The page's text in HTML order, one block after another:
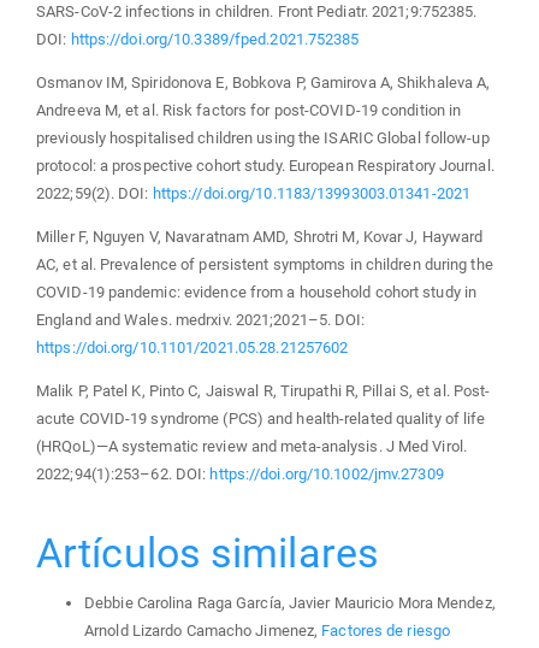
SARS-CoV-2 infections in children. Front Pediatr. 2021;9:752385.
DOI: https://doi.org/10.3389/fped.2021.752385
Osmanov IM, Spiridonova E, Bobkova P, Gamirova A, Shikhaleva A,
Andreeva M, et al. Risk factors for post-COVID-19 condition in
previously hospitalised children using the ISARIC Global follow-up
protocol: a prospective cohort study. European Respiratory Journal.
2022;59(2). DOI: https://doi.org/10.1183/13993003.01341-2021
Miller F, Nguyen V, Navaratnam AMD, Shrotri M, Kovar J, Hayward
AC, et al. Prevalence of persistent symptoms in children during the
COVID-19 pandemic: evidence from a household cohort study in
England and Wales. medrxiv. 2021;2021–5. DOI:
https://doi.org/10.1101/2021.05.28.21257602
Malik P, Patel K, Pinto C, Jaiswal R, Tirupathi R, Pillai S, et al. Post‐
acute COVID‐19 syndrome (PCS) and health‐related quality of life
(HRQoL)—A systematic review and meta‐analysis. J Med Virol.
2022;94(1):253–62. DOI: https://doi.org/10.1002/jmv.27309
Artículos similares
Debbie Carolina Raga García, Javier Mauricio Mora Mendez,
Arnold Lizardo Camacho Jimenez, Factores de riesgo